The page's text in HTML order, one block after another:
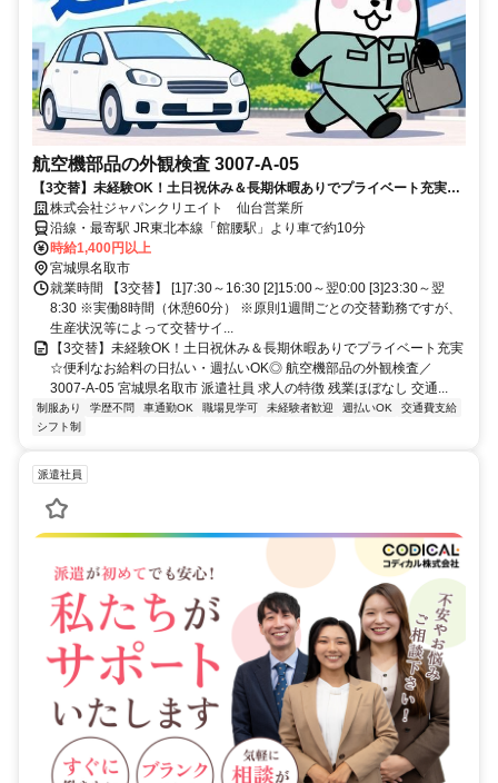
航空機部品の外観検査 3007-A-05
【3交替】未経験OK！土日祝休み＆長期休暇ありでプライベート充実☆
便利なお給料の日払い・週払いOK◎
株式会社ジャパンクリエイト 仙台営業所
沿線・最寄駅 JR東北本線「館腰駅」より車で約10分
時給1,400円以上
宮城県名取市
就業時間 【3交替】 [1]7:30～16:30 [2]15:00～翌0:00 [3]23:30～翌
8:30 ※実働8時間（休憩60分） ※原則1週間ごとの交替勤務ですが、
生産状況等によって交替サイ...
【3交替】未経験OK！土日祝休み＆長期休暇ありでプライベート充実
☆便利なお給料の日払い・週払いOK◎ 航空機部品の外観検査／
3007-A-05 宮城県名取市 派遣社員 求人の特徴 残業ほぼなし 交通...
制服あり 学歴不問 車通勤OK 職場見学可 未経験者歓迎 週払いOK
交通費支給
シフト制
派遣社員